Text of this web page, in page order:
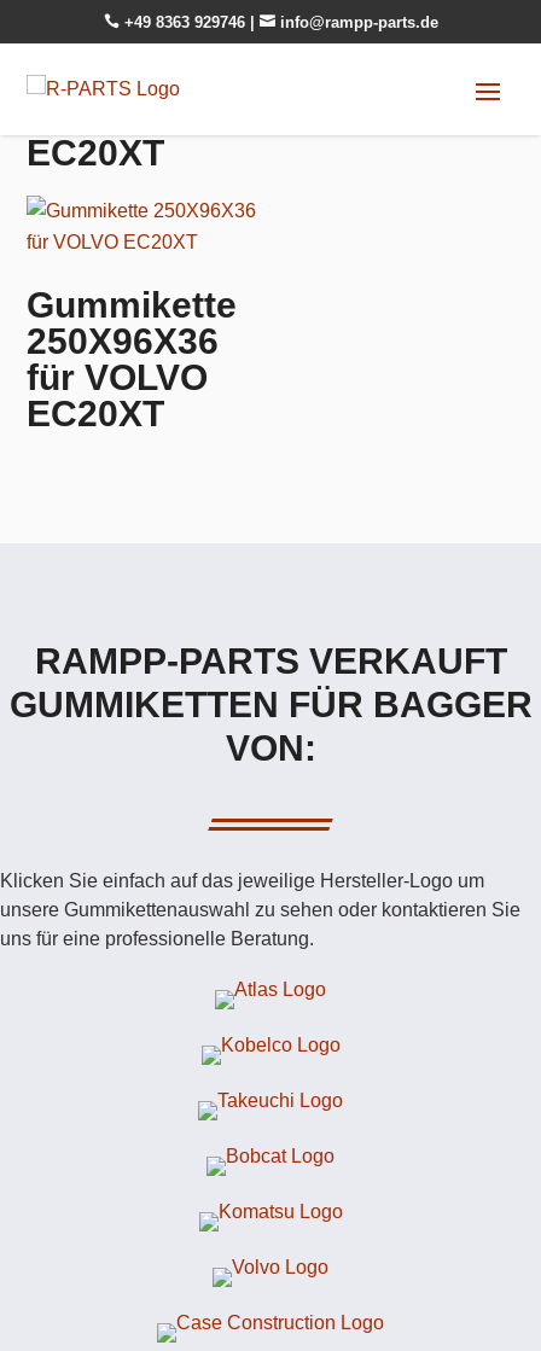
+49 8363 929746 info@rampp-parts.de
EC20XT
Gummikette
250X96X36
für VOLVO
EC20XT
RAMPP-PARTS VERKAUFT
GUMMIKETTEN FÜR BAGGER
VON:
Klicken Sie einfach auf das jeweilige Hersteller-Logo um
unsere Gummikettenauswahl zu sehen oder kontaktieren Sie
uns für eine professionelle Beratung.